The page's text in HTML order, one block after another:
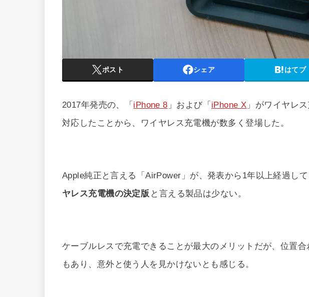
ポスト シェア はてブ
2017年発売の、「iPhone 8 」および「iPhone X 」がワイヤレ
対応したことから、ワイヤレス充電機が数多く登場した。
Apple純正と言える「AirPower」が、発表から1年以上経過して
ヤレス充電機の決定版 と言える製品は少ない。
ケーブルレスで充電できることが最大のメリットだが、位置
もあり、意外と使う人を見かけないとも感じる。